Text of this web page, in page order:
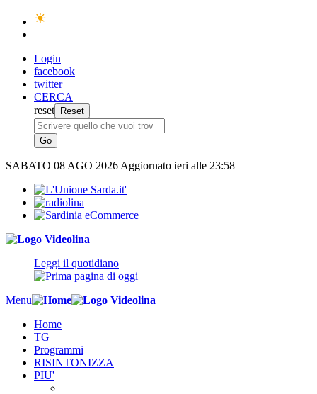
Login
facebook
twitter
CERCA
reset
SABATO 08 AGO 2026 Aggiornato ieri alle 23:58
Leggi il quotidiano
Menu
Home
TG
Programmi
RISINTONIZZA
PIU'